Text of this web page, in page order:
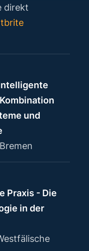
direkt
und
Praxis - Die
in der